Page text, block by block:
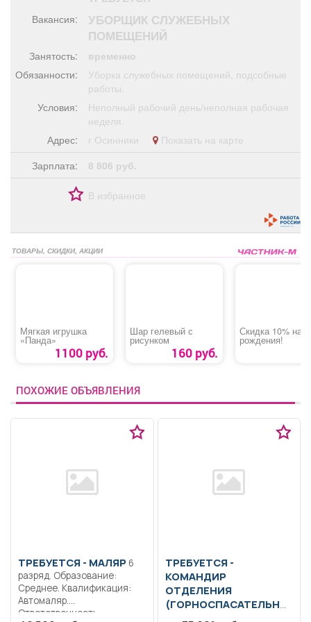
Поздравления
ТВ программа Я - пенсионер
Вакансия:
УБОРЩИК СЛУЖЕБНЫХ
ПОМЕЩЕНИЙ
Занятость:
временно
Обязанности:
Уборка служебных помещений, подсобные
работы.
Условия:
Неполный рабочий день/неполная рабочая
неделя.
Адрес:
г Осинники
Показать на карте
Зарплата:
8 806 руб.
В избранное
ТОВАРЫ, СКИДКИ, АКЦИИ
Мягкая игрушка
«Панда»
1100 руб.
Шар гелевый с
рисунком
160 руб.
Скидка 10% на
рождения!
ПОХОЖИЕ ОБЪЯВЛЕНИЯ
ТРЕБУЕТСЯ - МАЛЯР
разряд. Образование:
Среднее. Квалификация:
Автомаляр.
Ответственность..
ТРЕБУЕТСЯ -
КОМАНДИР
ОТДЕЛЕНИЯ
(ГОРНОСПАСАТЕЛЬНО
пожарной части)